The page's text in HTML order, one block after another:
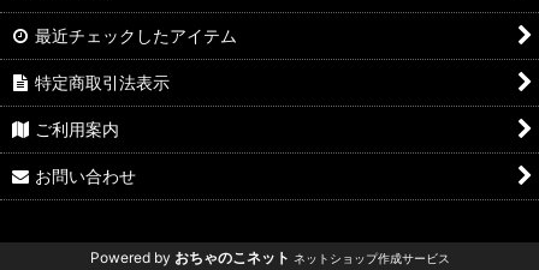
最近チェックしたアイテム
特定商取引法表示
ご利用案内
お問い合わせ
Powered by おちゃのこネット ネットショップ作成サービス